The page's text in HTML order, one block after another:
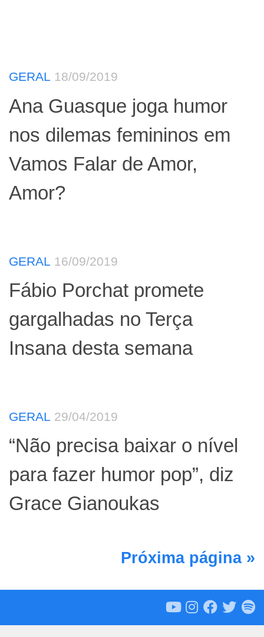
GERAL 18/09/2019
Ana Guasque joga humor
nos dilemas femininos em
Vamos Falar de Amor,
Amor?
GERAL 16/09/2019
Fábio Porchat promete
gargalhadas no Terça
Insana desta semana
GERAL 29/04/2019
“Não precisa baixar o nível
para fazer humor pop”, diz
Grace Gianoukas
Próxima página »